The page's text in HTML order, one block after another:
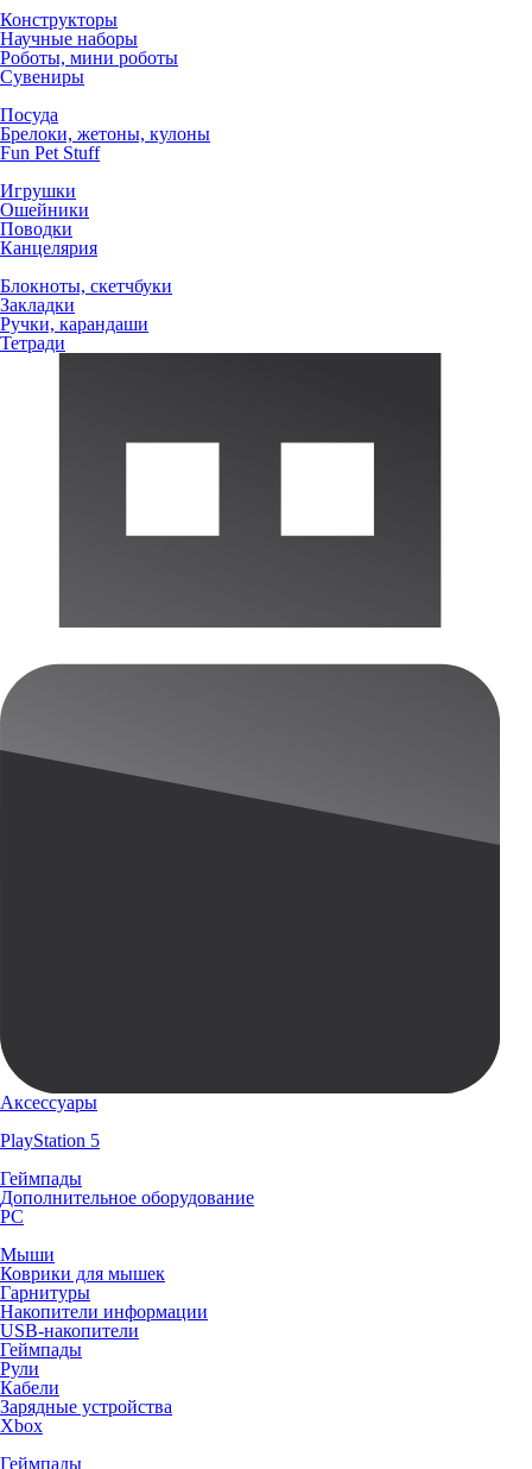
Конструкторы
Научные наборы
Роботы, мини роботы
Сувениры
Посуда
Брелоки, жетоны, кулоны
Fun Pet Stuff
Игрушки
Ошейники
Поводки
Канцелярия
Блокноты, скетчбуки
Закладки
Ручки, карандаши
Тетради
Аксессуары
PlayStation 5
Геймпады
Дополнительное оборудование
PC
Мыши
Коврики для мышек
Гарнитуры
Накопители информации
USB-накопители
Геймпады
Рули
Кабели
Зарядные устройства
Xbox
Геймпады